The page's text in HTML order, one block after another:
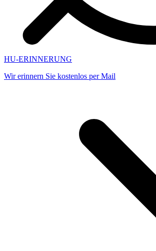
HU-ERINNERUNG
Wir erinnern Sie kostenlos per Mail